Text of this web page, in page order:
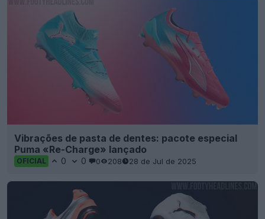
Vibrações de pasta de dentes: pacote especial
Puma «Re-Charge» lançado
OFICIAL 0 0 0 208 28 de Jul de 2025